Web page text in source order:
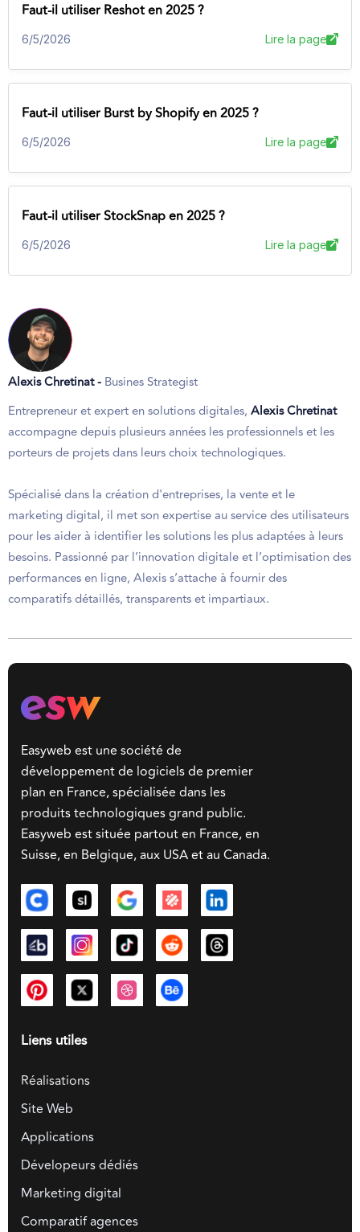
Faut-il utiliser Reshot en 2025 ?
6/5/2026 Lire la page
Faut-il utiliser Burst by Shopify en 2025 ?
6/5/2026 Lire la page
Faut-il utiliser StockSnap en 2025 ?
6/5/2026 Lire la page
Alexis Chretinat - Busines Strategist
Entrepreneur et expert en solutions digitales, Alexis Chretinat
accompagne depuis plusieurs années les professionnels et les
porteurs de projets dans leurs choix technologiques.
Spécialisé dans la création d'entreprises, la vente et le
marketing digital, il met son expertise au service des utilisateurs
pour les aider à identifier les solutions les plus adaptées à leurs
besoins. Passionné par l’innovation digitale et l’optimisation des
performances en ligne, Alexis s’attache à fournir des
comparatifs détaillés, transparents et impartiaux.
Easyweb est une société de
développement de logiciels de premier
plan en France, spécialisée dans les
produits technologiques grand public.
Easyweb est située partout en France, en
Suisse, en Belgique, aux USA et au Canada.
Liens utiles
Réalisations
Site Web
Applications
Dévelopeurs dédiés
Marketing digital
Comparatif agences